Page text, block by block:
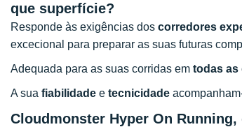
que superfície?
Responde às exigências dos corredores
excecional para preparar as suas futuras
Adequada para as suas corridas em todas as
A sua fiabilidade e tecnicidade
Cloudmonster Hyper On